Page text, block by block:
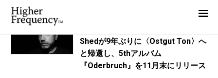
TAG: WAX
Shedが9年ぶりに〈Ostgut Ton〉へ
と帰還し、5thアルバム
『Oderbruch』を11月末にリリース
News
Interview